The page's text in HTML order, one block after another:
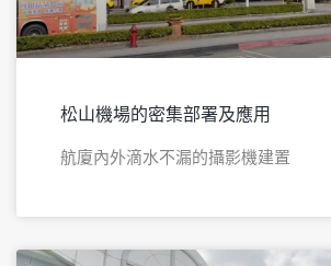
松山機場的密集部署及應用
航廈內外滴水不漏的攝影機建置​